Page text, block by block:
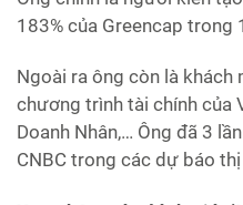
183% của Greencap trong
Ngoài ra ông còn là
chương trình tài chính của
Doanh Nhân,… Ông đã 3
CNBC trong các dự báo